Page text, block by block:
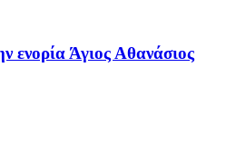
ενορία Άγιος Αθανάσιος